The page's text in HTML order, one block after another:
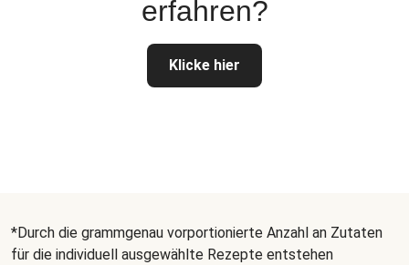
erfahren?
Klicke hier
*Durch die grammgenau vorportionierte Anzahl an Zutaten
für die individuell ausgewählte Rezepte entstehen